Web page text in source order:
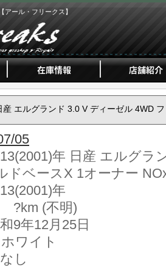
アール・フリークス】
エルグランド 3.0 V ディーゼル 4WD
05
年 日産 エルグラ
ドベースX 1オーナー
年
?km (不明)
9年12月25日
ワイト
し